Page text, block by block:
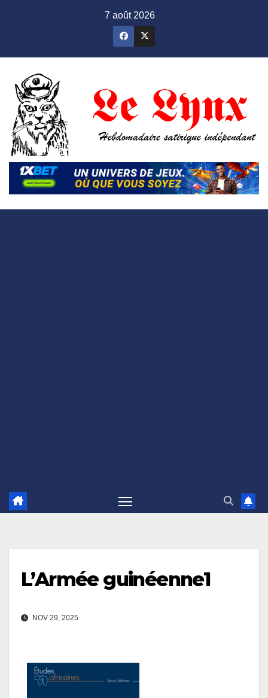
7 août 2026
L’Armée guinéenne1
NOV 29, 2025